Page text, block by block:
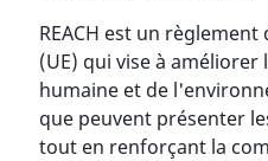
REACH est un
(UE) qui vise à
humaine et de
que peuvent présenter
tout en renforçant la